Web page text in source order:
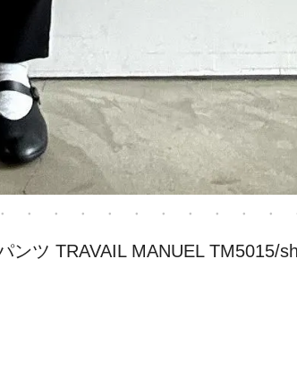
ンツ TRAVAIL MANUEL TM5015/